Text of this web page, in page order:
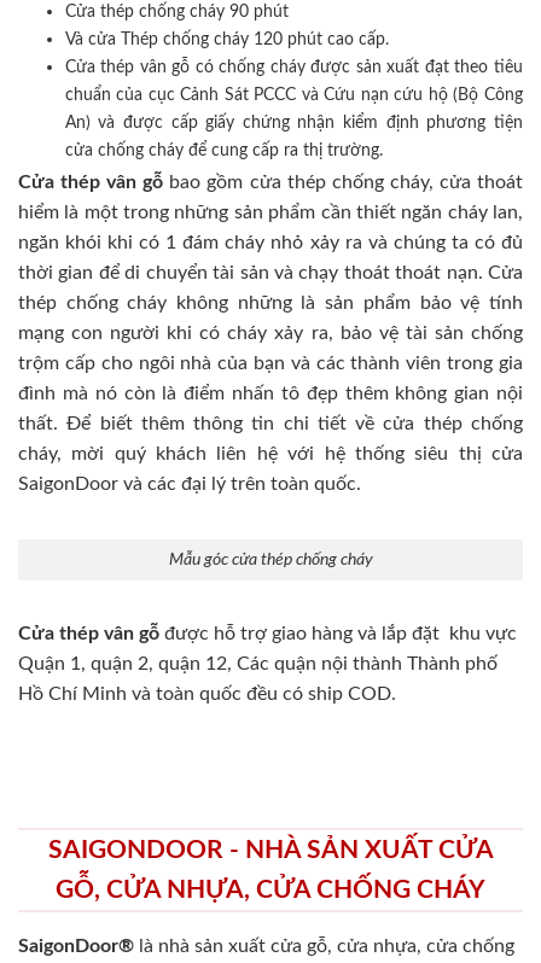
Cửa thép chống cháy 90 phút
Và cửa Thép chống cháy 120 phút cao cấp.
Cửa thép vân gỗ có chống cháy được sản xuất đạt theo tiêu
chuẩn của cục Cảnh Sát PCCC và Cứu nạn cứu hộ (Bộ Công
An) và được cấp giấy chứng nhận kiểm định phương tiện
cửa chống cháy để cung cấp ra thị trường.
Cửa thép vân gỗ bao gồm cửa thép chống cháy, cửa thoát
hiểm là một trong những sản phẩm cần thiết ngăn cháy lan,
ngăn khói khi có 1 đám cháy nhỏ xảy ra và chúng ta có đủ
thời gian để di chuyển tài sản và chạy thoát thoát nạn. Cửa
thép chống cháy không những là sản phẩm bảo vệ tính
mạng con người khi có cháy xảy ra, bảo vệ tài sản chống
trộm cấp cho ngôi nhà của bạn và các thành viên trong gia
đình mà nó còn là điểm nhấn tô đẹp thêm không gian nội
thất. Để biết thêm thông tin chi tiết về cửa thép chống
cháy, mời quý khách liên hệ với hệ thống siêu thị cửa
SaigonDoor và các đại lý trên toàn quốc.
Mẫu góc cửa thép chống cháy
Cửa thép vân gỗ được hỗ trợ giao hàng và lắp đặt khu vực
Quận 1, quận 2, quận 12, Các quận nội thành Thành phố
Hồ Chí Minh và toàn quốc đều có ship COD.
SAIGONDOOR - NHÀ SẢN XUẤT CỬA
GỖ, CỬA NHỰA, CỬA CHỐNG CHÁY
SaigonDoor® là nhà sản xuất cửa gỗ, cửa nhựa, cửa chống